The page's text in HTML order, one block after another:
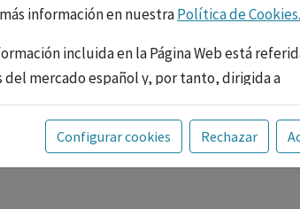
información en nuestraPolítica de Cookies.
incluida en la Página Web está
mercado español y, por tanto, dirigida a
sanitarios legalmente facultados para
dispensar medicamentos con ejercicio
La información técnica de los fármacos se
Configurar cookies Rechazar